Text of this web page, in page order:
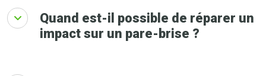
Quand est-il possible de réparer un
impact sur un pare-brise ?